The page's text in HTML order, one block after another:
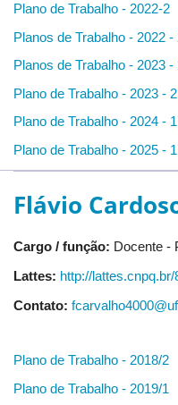
Plano de Trabalho - 2022-2
Planos de Trabalho - 2022
Planos de Trabalho - 2023
Plano de Trabalho - 2023 -
Plano de Trabalho - 2024 -
Plano de Trabalho - 2025 - 1
Flávio
Cargo / função: Docente -
Lattes: http://
Contato:
Plano de Trabalho - 2018/2
Plano de Trabalho - 2019/1